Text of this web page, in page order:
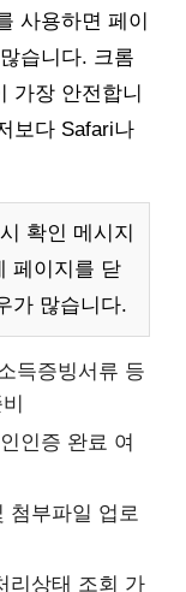
사용하면 페이
습니다. 크롬
가장 안전합니
보다 Safari나
확인 메시지
페이지를 닫
가 많습니다.
득증빙서류 등
인증 완료 여
첨부파일 업로
리상태 조회 가